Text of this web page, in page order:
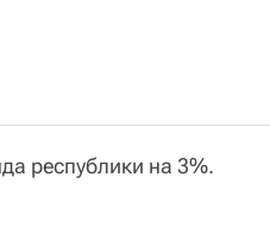
республики на 3%.